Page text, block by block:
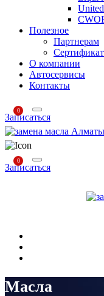
Полезное
Партнерам
О компании
Автосервисы
Контакты
0
Записаться
0
Записаться
Масла